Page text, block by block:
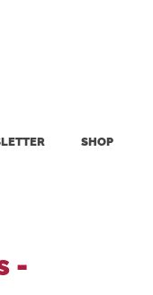
SHOP
-